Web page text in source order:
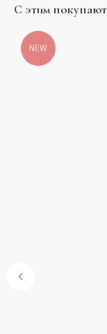
С этим покупают
NEW